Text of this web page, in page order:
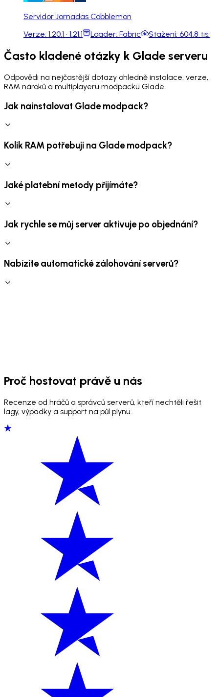
Servidor Jornadas Cobblemon
Verze: 1.20.1 · 1.21.1 Loader: Fabric Stažení: 604.8 tis.
Často kladené otázky k Glade serveru
Odpovědi na nejčastější dotazy ohledně instalace, verze,
RAM nároků a multiplayeru modpacku Glade.
Jak nainstalovat Glade modpack?
Kolik RAM potřebuji na Glade modpack?
Jaké platební metody přijímáte?
Jak rychle se můj server aktivuje po objednání?
Nabízíte automatické zálohování serverů?
Proč hostovat právě u nás
Recenze od hráčů a správců serverů, kteří nechtěli řešit
lagy, výpadky a support na půl plynu.